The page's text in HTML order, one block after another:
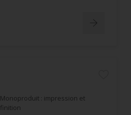
Monoproduit : impression et
finition